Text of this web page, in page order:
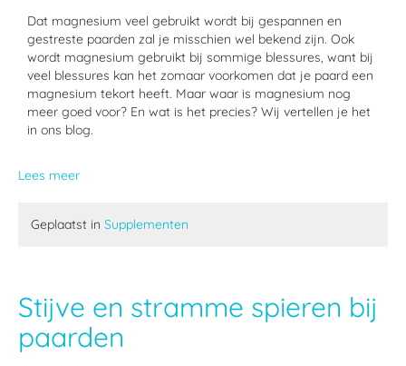
Dat magnesium veel gebruikt wordt bij gespannen en
gestreste paarden zal je misschien wel bekend zijn. Ook
wordt magnesium gebruikt bij sommige blessures, want bij
veel blessures kan het zomaar voorkomen dat je paard een
magnesium tekort heeft. Maar waar is magnesium nog
meer goed voor? En wat is het precies? Wij vertellen je het
in ons blog.
Lees meer
Geplaatst in Supplementen
Stijve en stramme spieren bij
paarden